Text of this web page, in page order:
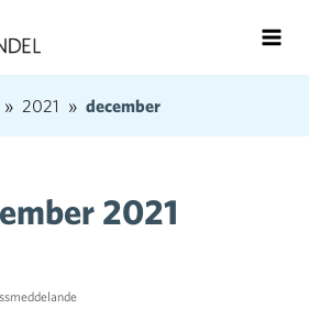
2021 december
2021